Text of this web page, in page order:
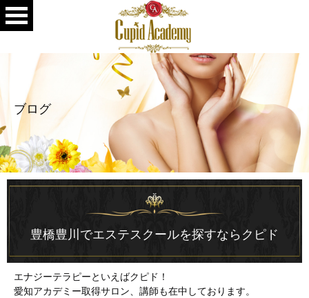
ブログ
豊橋豊川でエステスクールを探すならクピド
エナジーテラピーといえばクピド！
愛知アカデミー取得サロン、講師も在中しております。